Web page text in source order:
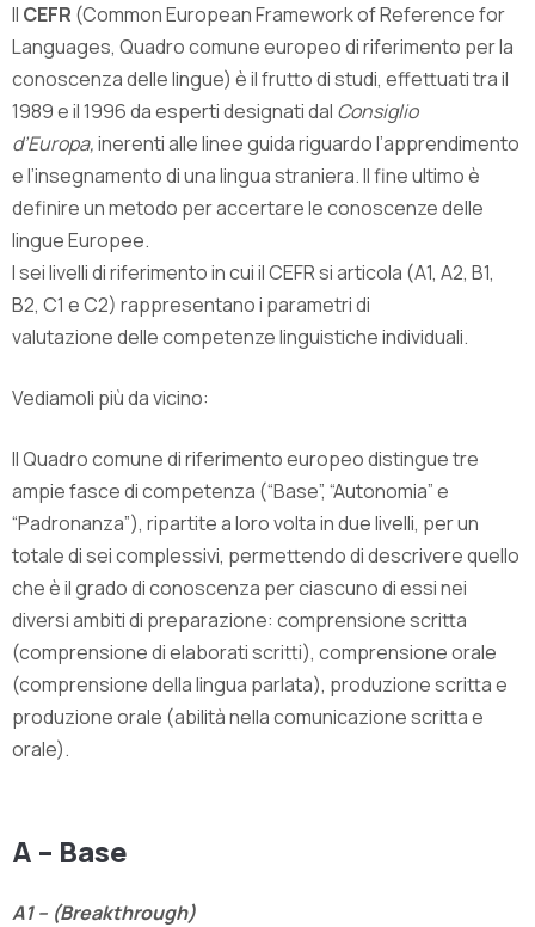
Il CEFR (Common European Framework of Reference for
Languages, Quadro comune europeo di riferimento per la
conoscenza delle lingue) è il frutto di studi, effettuati tra il
1989 e il 1996 da esperti designati dal Consiglio
d’Europa,inerenti alle linee guida riguardo l’apprendimento
e l’insegnamento di una lingua straniera. Il fine ultimo è
definire un metodo per accertare le conoscenze delle
lingue Europee.
I sei livelli di riferimento in cui il CEFR si articola (A1, A2, B1,
B2, C1 e C2) rappresentano i parametri di
valutazione delle competenze linguistiche individuali.
Vediamoli più da vicino:
Il Quadro comune di riferimento europeo distingue tre
ampie fasce di competenza (“Base”, “Autonomia” e
“Padronanza”), ripartite a loro volta in due livelli, per un
totale di sei complessivi, permettendo di descrivere quello
che è il grado di conoscenza per ciascuno di essi nei
diversi ambiti di preparazione: comprensione scritta
(comprensione di elaborati scritti), comprensione orale
(comprensione della lingua parlata), produzione scritta e
produzione orale (abilità nella comunicazione scritta e
orale).
A – Base
A1 – (Breakthrough)